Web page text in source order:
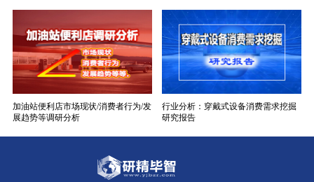
加油站便利店市场现状/消费者行为/发
展趋势等调研分析
行业分析：穿戴式设备消费需求挖掘
研究报告